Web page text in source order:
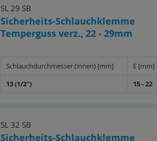
SL 29 SB
Sicherheits-Schlauchklemme
Temperguss verz., 22 - 29mm
Schlauchdurchmesser (innen) [mm] E [mm]
13 (1/2")
15 - 22
SL 32 SB
Sicherheits-Schlauchklemme